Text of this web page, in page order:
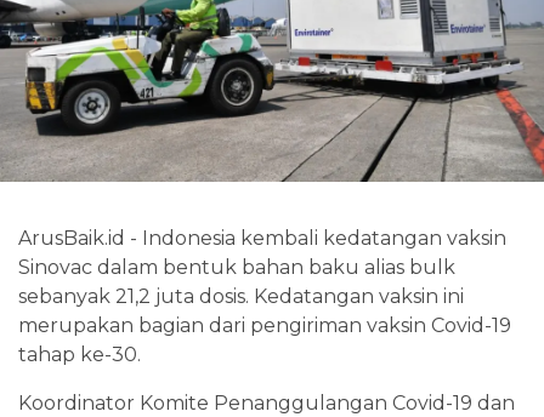
ArusBaik.id - Indonesia kembali kedatangan vaksin
Sinovac dalam bentuk bahan baku alias bulk
sebanyak 21,2 juta dosis. Kedatangan vaksin ini
merupakan bagian dari pengiriman vaksin Covid-19
tahap ke-30.
Koordinator Komite Penanggulangan Covid-19 dan